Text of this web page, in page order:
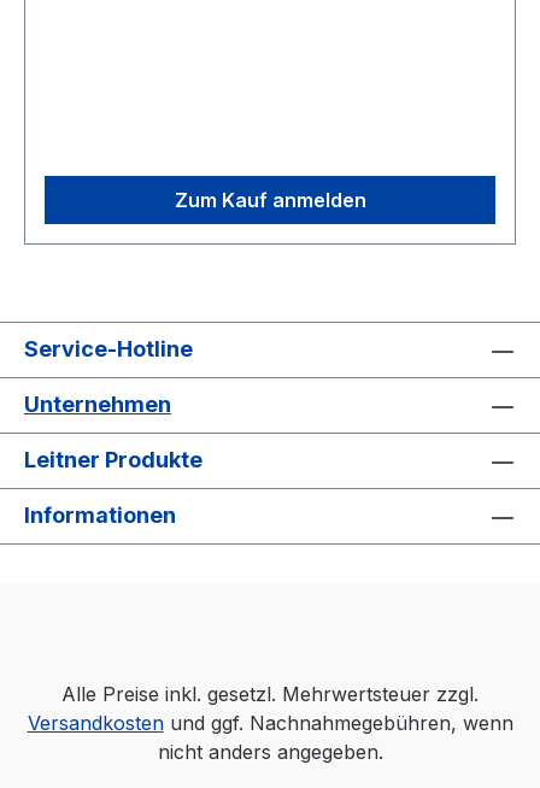
Zum Kauf anmelden
Service-Hotline
Unternehmen
Leitner Produkte
Informationen
Alle Preise inkl. gesetzl. Mehrwertsteuer zzgl.
Versandkostenund ggf. Nachnahmegebühren, wenn
nicht anders angegeben.